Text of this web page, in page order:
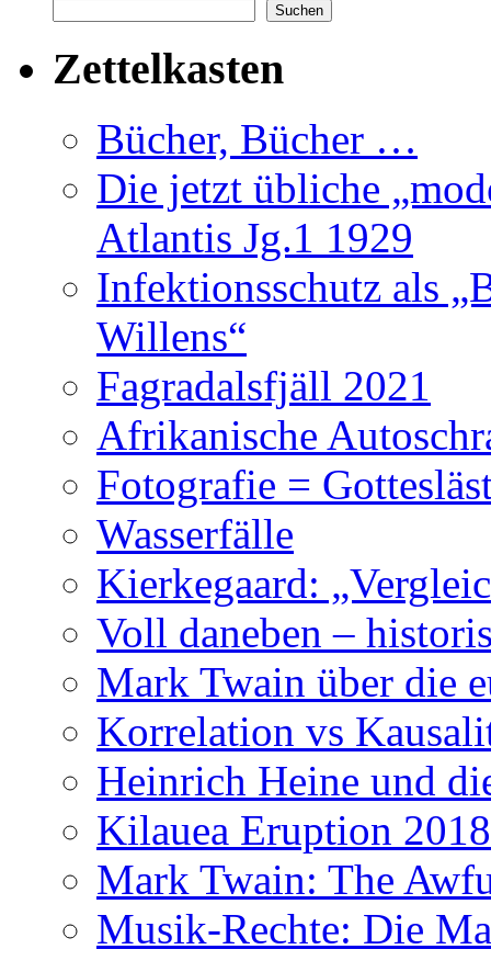
Suchen
Zettelkasten
Bücher, Bücher …
Die jetzt übliche
Atlantis Jg.1 1929
Infektionsschutz als
Willens“
Fagradalsfjäll 2021
Afrikanische
Fotografie =
Wasserfälle
Kierkegaard:
Voll daneben –
Mark Twain über die
Korrelation vs
Heinrich Heine und
Kilauea Eruption 2018
Mark Twain: The
Musik-Rechte: Die